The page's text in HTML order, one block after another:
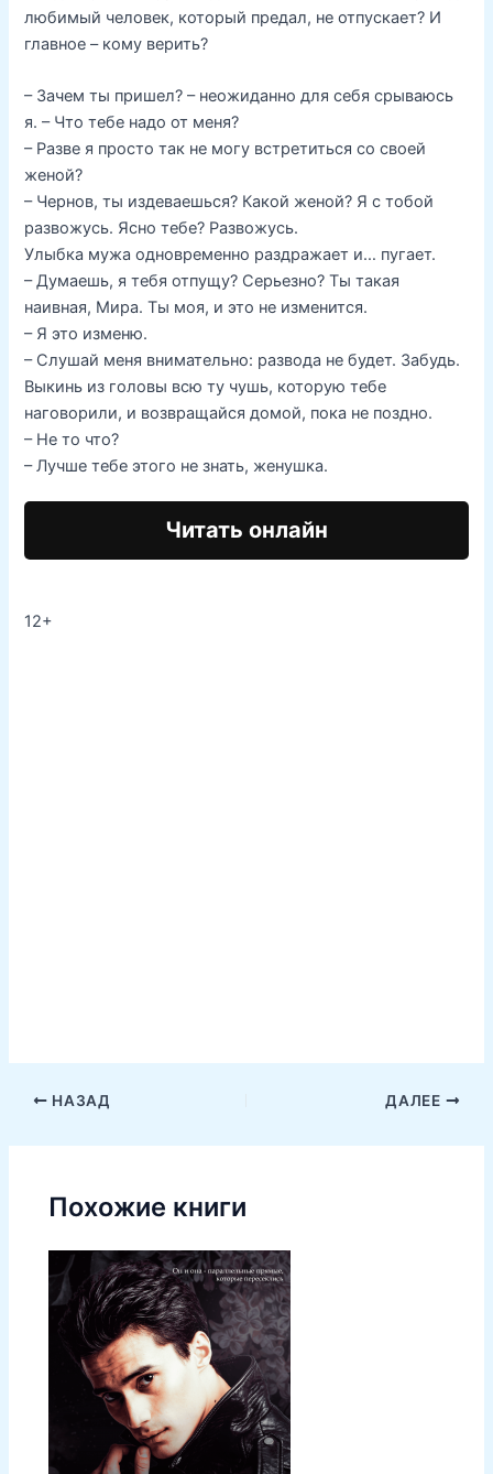
любимый человек, который предал, не отпускает? И
главное – кому верить?
– Зачем ты пришел? – неожиданно для себя срываюсь
я. – Что тебе надо от меня?
– Разве я просто так не могу встретиться со своей
женой?
– Чернов, ты издеваешься? Какой женой? Я с тобой
развожусь. Ясно тебе? Развожусь.
Улыбка мужа одновременно раздражает и… пугает.
– Думаешь, я тебя отпущу? Серьезно? Ты такая
наивная, Мира. Ты моя, и это не изменится.
– Я это изменю.
– Слушай меня внимательно: развода не будет. Забудь.
Выкинь из головы всю ту чушь, которую тебе
наговорили, и возвращайся домой, пока не поздно.
– Не то что?
– Лучше тебе этого не знать, женушка.
Читать онлайн
12+
НАЗАД ДАЛЕЕ
Похожие книги